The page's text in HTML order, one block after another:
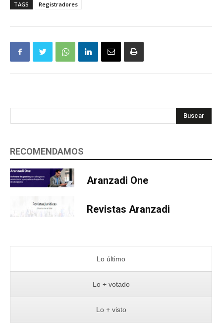
TAGS Registradores
Buscar
RECOMENDAMOS
Aranzadi One
Revistas Aranzadi
Lo último
Lo + votado
Lo + visto